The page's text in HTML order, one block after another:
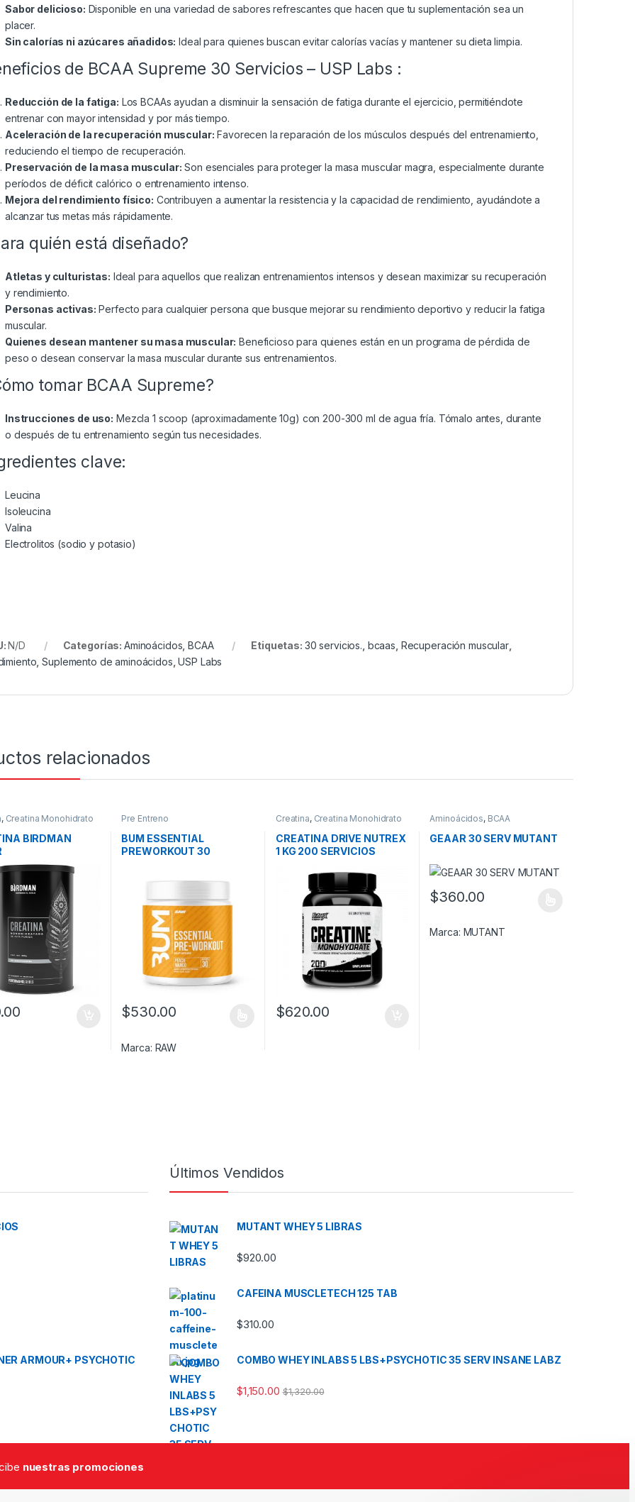
Sabor delicioso: Disponible en una variedad de sabores refrescantes que hacen que tu suplementación sea un
placer.
Sin calorías ni azúcares añadidos: Ideal para quienes buscan evitar calorías vacías y mantener su dieta limpia.
de BCAA Supreme 30 Servicios – USP Labs :
Reducción de la fatiga: Los BCAAs ayudan a disminuir la sensación de fatiga durante el ejercicio, permitiéndote
entrenar con mayor intensidad y por más tiempo.
Aceleración de la recuperación muscular: Favorecen la reparación de los músculos después del entrenamiento,
reduciendo el tiempo de recuperación.
Preservación de la masa muscular: Son esenciales para proteger la masa muscular magra, especialmente durante
períodos de déficit calórico o entrenamiento intenso.
Mejora del rendimiento físico: Contribuyen a aumentar la resistencia y la capacidad de rendimiento, ayudándote a
alcanzar tus metas más rápidamente.
quién está diseñado?
Atletas y culturistas: Ideal para aquellos que realizan entrenamientos intensos y desean maximizar su recuperación
y rendimiento.
Personas activas: Perfecto para cualquier persona que busque mejorar su rendimiento deportivo y reducir la fatiga
muscular.
Quienes desean mantener su masa muscular: Beneficioso para quienes están en un programa de pérdida de
peso o desean conservar la masa muscular durante sus entrenamientos.
tomar BCAA Supreme?
Instrucciones de uso: Mezcla 1 scoop (aproximadamente 10g) con 200-300 ml de agua fría. Tómalo antes, durante
o después de tu entrenamiento según tus necesidades.
clave:
Leucina
Isoleucina
Valina
Electrolitos (sodio y potasio)
N/D Categorías: Aminoácidos ,BCAA Etiquetas: 30 servicios. bcaas Recuperación muscular,
,Suplemento de aminoácidos ,USP Labs
relacionados
, Creatina Monohidrato
BIRDMAN
Pre Entreno
BUM ESSENTIAL
PREWORKOUT 30
$530.00
Marca: RAW
Creatina, Creatina Monohidrato
CREATINA DRIVE NUTREX
1 KG 200 SERVICIOS
$620.00
Aminoácidos, BCAA
GEAAR 30 SERV MUTANT
$360.00
Marca: MUTANT
ARMOUR+ PSYCHOTIC
Últimos Vendidos
MUTANT WHEY 5 LIBRAS
$920.00
CAFEINA MUSCLETECH 125 TAB
$310.00
COMBO WHEY INLABS 5 LBS+PSYCHOTIC 35 SERV INSANE LABZ
$1,150.00 $1,320.00
nuestras promociones